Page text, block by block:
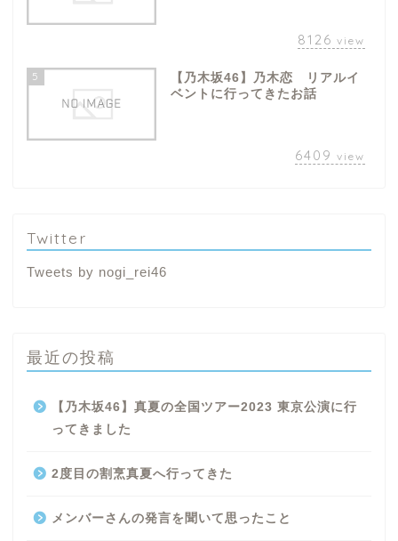
8126 view
5
【乃木坂46】乃木恋 リアルイ
ベントに行ってきたお話
6409 view
Twitter
Tweets by nogi_rei46
最近の投稿
【乃木坂46】真夏の全国ツアー2023 東京公演に行
ってきました
2度目の割烹真夏へ行ってきた
メンバーさんの発言を聞いて思ったこと